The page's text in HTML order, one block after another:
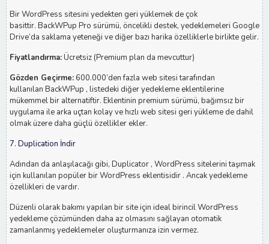
Bir WordPress sitesini yedekten geri yüklemek de çok
basittir. BackWPup Pro sürümü, öncelikli destek, yedeklemeleri Google
Drive’da saklama yeteneği ve diğer bazı harika özelliklerle birlikte gelir.
Fiyatlandırma:Ücretsiz (Premium plan da mevcuttur)
Gözden Geçirme: 600.000’den fazla web sitesi tarafından
kullanılan BackWPup , listedeki diğer yedekleme eklentilerine
mükemmel bir alternatiftir. Eklentinin premium sürümü, bağımsız bir
uygulama ile arka uçtan kolay ve hızlı web sitesi geri yükleme de dahil
olmak üzere daha güçlü özellikler ekler.
7. Duplication İndir
Adından da anlaşılacağı gibi, Duplicator , WordPress sitelerini taşımak
için kullanılan popüler bir WordPress eklentisidir . Ancak yedekleme
özellikleri de vardır.
Düzenli olarak bakımı yapılan bir site için ideal birincil WordPress
yedekleme çözümünden daha az olmasını sağlayan otomatik
zamanlanmış yedeklemeler oluşturmanıza izin vermez.